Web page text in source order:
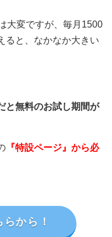
大変ですが、毎月1500
ると、なかなか大きい
と無料のお試し期間が
『特設ページ』から必
から！